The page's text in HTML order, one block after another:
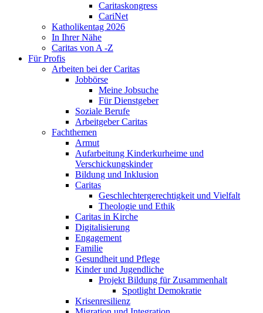
Caritaskongress
CariNet
Katholikentag 2026
In Ihrer Nähe
Caritas von A -Z
Für Profis
Arbeiten bei der Caritas
Jobbörse
Meine Jobsuche
Für Dienstgeber
Soziale Berufe
Arbeitgeber Caritas
Fachthemen
Armut
Aufarbeitung Kinderkurheime und
Verschickungskinder
Bildung und Inklusion
Caritas
Geschlechtergerechtigkeit und Vielfalt
Theologie und Ethik
Caritas in Kirche
Digitalisierung
Engagement
Familie
Gesundheit und Pflege
Kinder und Jugendliche
Projekt Bildung für Zusammenhalt
Spotlight Demokratie
Krisenresilienz